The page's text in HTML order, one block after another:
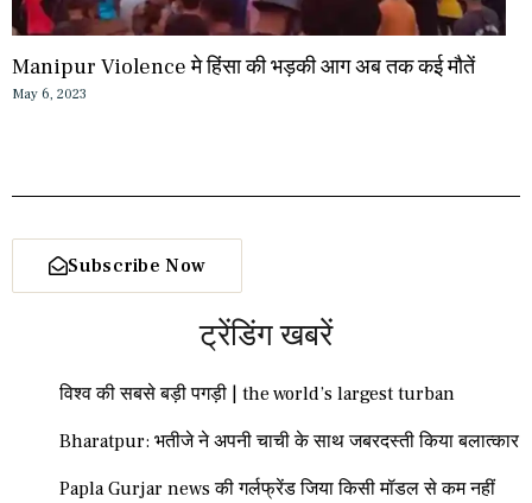
Manipur Violence मे हिंसा की भड़की आग अब तक कई मौतें
May 6, 2023
Subscribe Now
ट्रेंडिंग खबरें
विश्व की सबसे बड़ी पगड़ी | the world’s largest turban
Bharatpur: भतीजे ने अपनी चाची के साथ जबरदस्ती किया बलात्कार
Papla Gurjar news की गर्लफ्रेंड जिया किसी मॉडल से कम नहीं